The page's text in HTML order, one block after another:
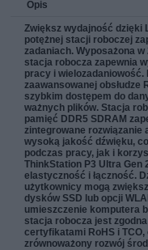
Opis
Zwiększ wydajność dzięki
potężnej stacji roboczej
zadaniach. Wyposażona
stacja robocza zapewnia
pracy i wielozadaniowość.
zaawansowanej
szybkim dostępem do
ważnych plików. Stacja
pamięć DDR5 SDRAM
zintegrowane rozwiązanie
wysoką jakość dźwięku,
podczas pracy, jak i
ThinkStation P3 Ultra Gen
elastyczność i łączność.
użytkownicy mogą
dysków SSD lub opcji
umieszczenie komputera
stacja robocza jest
certyfikatami RoHS i
zrównoważony rozwój